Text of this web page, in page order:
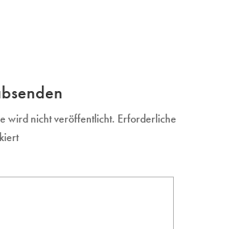
wird nicht veröffentlicht. Erforderliche